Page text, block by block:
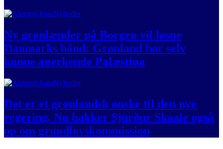
Nyheder
Ny grønlænder på Borgen vil løsne
Danmarks bånd: Grønland bør selv
kunne anerkende Palæstina
Nyheder
Det er et grønlandsk ønske til den nye
regering. Nu bakker Sjúrður Skaale også
op om grundlovskommission